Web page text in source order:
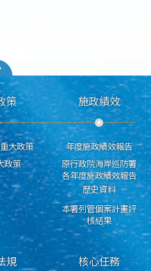
策
大政策
政策
施政績效
年度施政績效報告
原行政院海岸巡防署
各年度施政績效報告
歷史資料
本署列管個案計畫評
核結果
規 核心任務